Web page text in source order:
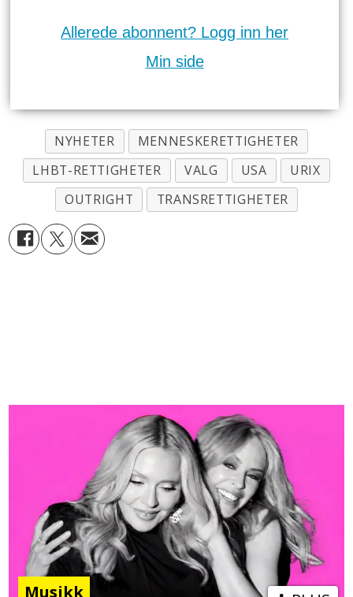
Allerede abonnent? Logg inn her
Min side
NYHETER
MENNESKERETTIGHETER
LHBT-RETTIGHETER
VALG USA
URIX
OUTRIGHT
TRANSRETTIGHETER
Musikk